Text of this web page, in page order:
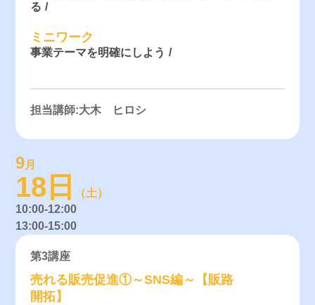
る
ミニワーク
事業テーマを明確にしよう
担当講師:大木 ヒロシ
9月
18日
（土）
10:00-12:00
13:00-15:00
第3講座
売れる販売促進①～SNS編～【販路
開拓】